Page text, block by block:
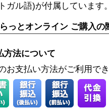
ガル語)が付属しています
っとオンライン ご購入の
方法について
お支払い方法がご利用で